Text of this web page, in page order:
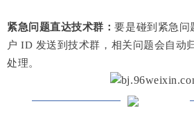
紧急问题直达技术群：要是碰到紧急问
户 ID 发送到技术群，相关问题会自动
处理。